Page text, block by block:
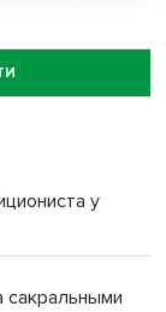
у
сакральными